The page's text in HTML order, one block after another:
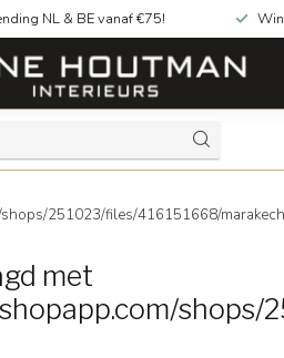
NL & BE vanaf €75!
251023/files/416151668/
met